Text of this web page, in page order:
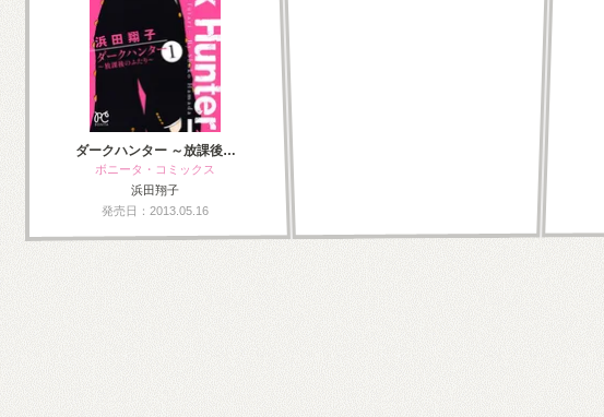
ダークハンター ～放課後…
ボニータ・コミックス
浜田翔子
発売日：2013.05.16